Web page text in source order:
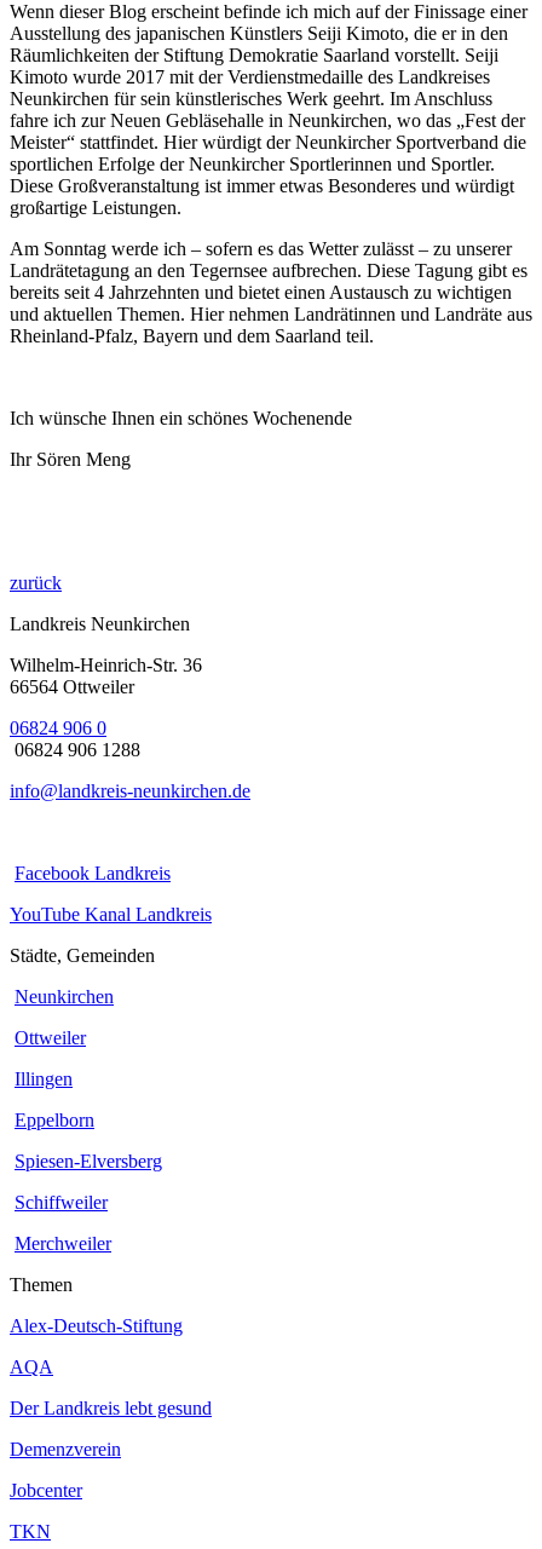
Wenn dieser Blog erscheint befinde ich mich auf der Finissage einer
Ausstellung des japanischen Künstlers Seiji Kimoto, die er in den
Räumlichkeiten der Stiftung Demokratie Saarland vorstellt. Seiji
Kimoto wurde 2017 mit der Verdienstmedaille des Landkreises
Neunkirchen für sein künstlerisches Werk geehrt. Im Anschluss
fahre ich zur Neuen Gebläsehalle in Neunkirchen, wo das „Fest der
Meister“ stattfindet. Hier würdigt der Neunkircher Sportverband die
sportlichen Erfolge der Neunkircher Sportlerinnen und Sportler.
Diese Großveranstaltung ist immer etwas Besonderes und würdigt
großartige Leistungen.
Am Sonntag werde ich – sofern es das Wetter zulässt – zu unserer
Landrätetagung an den Tegernsee aufbrechen. Diese Tagung gibt es
bereits seit 4 Jahrzehnten und bietet einen Austausch zu wichtigen
und aktuellen Themen. Hier nehmen Landrätinnen und Landräte aus
Rheinland-Pfalz, Bayern und dem Saarland teil.
Ich wünsche Ihnen ein schönes Wochenende
Ihr Sören Meng
zurück
Landkreis Neunkirchen
Wilhelm-Heinrich-Str. 36
66564 Ottweiler
06824 906 0
06824 906 1288
info@landkreis-neunkirchen.de
Facebook Landkreis
YouTube Kanal Landkreis
Städte, Gemeinden
Neunkirchen
Ottweiler
Illingen
Eppelborn
Spiesen-Elversberg
Schiffweiler
Merchweiler
Themen
Alex-Deutsch-Stiftung
AQA
Der Landkreis lebt gesund
Demenzverein
Jobcenter
TKN